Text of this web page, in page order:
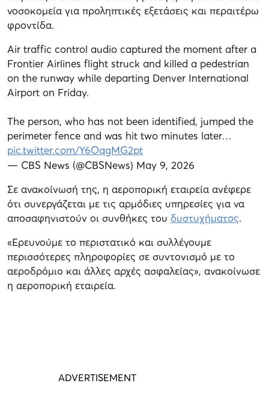
νοσοκομεία για προληπτικές εξετάσεις και περαιτέρω
φροντίδα.
Air traffic control audio captured the moment after a
Frontier Airlines flight struck and killed a pedestrian
on the runway while departing Denver International
Airport on Friday.
The person, who has not been identified, jumped the
perimeter fence and was hit two minutes later…
pic.twitter.com/Y6OqgMG2pt
— CBS News (@CBSNews) May 9, 2026
Σε ανακοίνωσή της, η αεροπορική εταιρεία ανέφερε
ότι συνεργάζεται με τις αρμόδιες υπηρεσίες για να
αποσαφηνιστούν οι συνθήκες του δυστυχήματος.
«Ερευνούμε το περιστατικό και συλλέγουμε
περισσότερες πληροφορίες σε συντονισμό με το
αεροδρόμιο και άλλες αρχές ασφαλείας», ανακοίνωσε
η αεροπορική εταιρεία.